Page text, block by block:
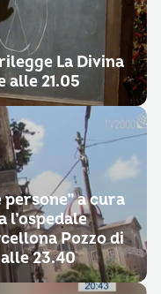
La Divina
alle 21.05
a cura
l’ospedale
Pozzo di
23.40